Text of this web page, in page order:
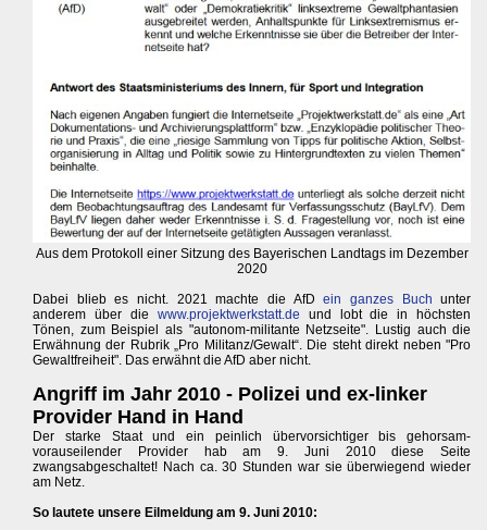
Aus dem Protokoll einer Sitzung des Bayerischen Landtags im Dezember
2020
Dabei blieb es nicht. 2021 machte die AfDein ganzes Buch unter
anderem über die www.projektwerkstatt.de und lobt die in höchsten
Tönen, zum Beispiel als "autonom-militante Netzseite". Lustig auch die
Erwähnung der Rubrik „Pro Militanz/Gewalt“. Die steht direkt neben "Pro
Gewaltfreiheit". Das erwähnt die AfD aber nicht.
Angriff im Jahr 2010 - Polizei und ex-linker
Provider Hand in Hand
Der starke Staat und ein peinlich übervorsichtiger bis gehorsam-
vorauseilender Provider hab am 9. Juni 2010 diese Seite
zwangsabgeschaltet! Nach ca. 30 Stunden war sie überwiegend wieder
am Netz.
So lautete unsere Eilmeldung am 9. Juni 2010: